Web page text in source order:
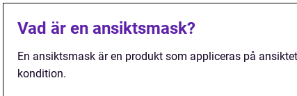
Vad är en ansiktsmask?
En ansiktsmask är en produkt som appliceras på
kondition.